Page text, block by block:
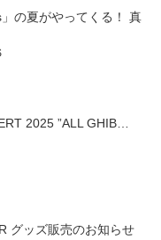
の夏がやってくる！ 真
2025 ”ALL GHIB…
グッズ販売のお知らせ